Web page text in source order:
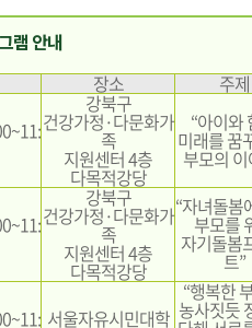
램 안내
장소
주제
강북구
건강가정·다문화가
족
지원센터 4층
다목적강당
“아이와
미래를 꿈
부모의
강북구
건강가정·다문화가
족
지원센터 4층
다목적강당
“자녀돌봄
부모를
자기돌봄
트”
서울자유시민대학
“행복한
농사짓듯